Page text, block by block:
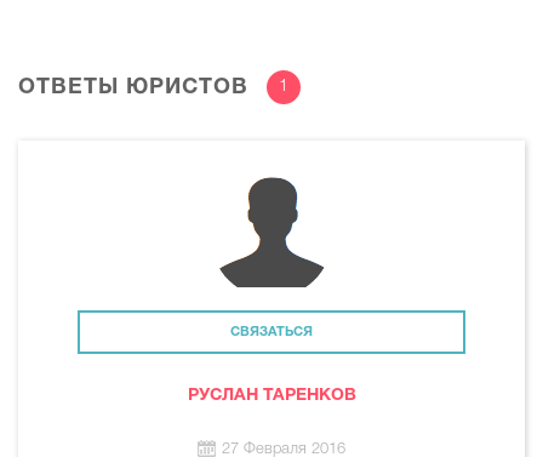
ОТВЕТЫ ЮРИСТОВ 1
СВЯЗАТЬСЯ
РУСЛАН ТАРЕНКОВ
27 Февраля 2016